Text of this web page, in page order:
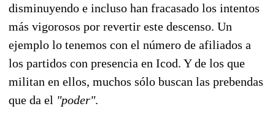
disminuyendo e incluso han fracasado los intentos
más vigorosos por revertir este descenso. Un
ejemplo lo tenemos con el número de afiliados a
los partidos con presencia en Icod. Y de los que
militan en ellos, muchos sólo buscan las prebendas
que da el "poder".